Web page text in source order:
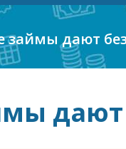
займы дают
дают